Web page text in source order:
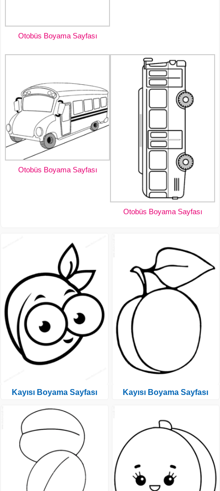
Otobüs Boyama Sayfası
Otobüs Boyama Sayfası
Otobüs Boyama Sayfası
Kayısı Boyama Sayfası Kayısı Boyama Sayfası